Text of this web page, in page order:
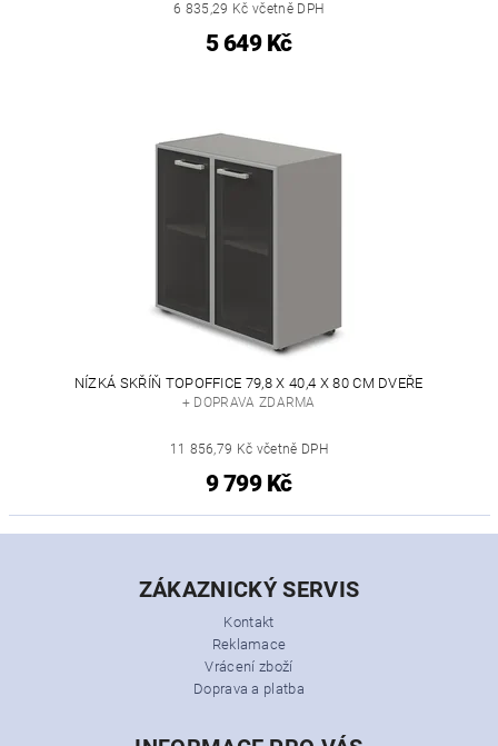
6 835,29 Kč včetně DPH
5 649 Kč
NÍZKÁ SKŘÍŇ TOPOFFICE 79,8 X 40,4 X 80 CM DVEŘE
+ DOPRAVA ZDARMA
11 856,79 Kč včetně DPH
9 799 Kč
ZÁKAZNICKÝ SERVIS
Kontakt
Reklamace
Vrácení zboží
Doprava a platba